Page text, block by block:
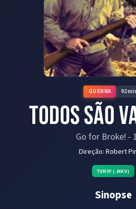
GUERRA 92
Todos São
Go for Broke! -
Direção:Robert
TVRIP (.MKV)
Sinopse